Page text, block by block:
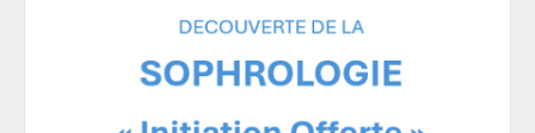
Initiation à la Numérologie
Témoignages Initiation à la Numérologie
LMMA – EMDR